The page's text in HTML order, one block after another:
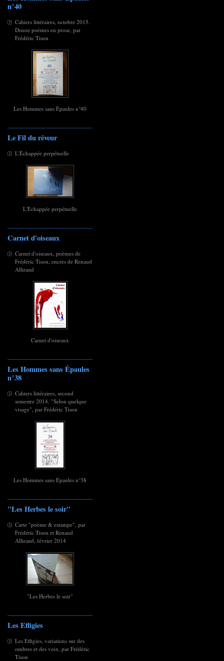
n°40
Cahiers littéraires, octobre 2015.
Douze poèmes en prose, par
Frédéric Tison
Les Hommes sans Épaules n°40
Le Fil du rêveur
L'Échappée perpétuelle
L'Échappée perpétuelle
Carnet d'oiseaux
Carnet d'oiseaux, poèmes de
Frédéric Tison, encres de Renaud
Allirand
Carnet d'oiseaux
Les Hommes sans Épaules
n°38
Cahiers littéraires, second
semestre 2014. "Selon quelque
visage", par Frédéric Tison
Les Hommes sans Épaules n°38
"Les Herbes le soir"
Carte "poème & estampe", par
Frédéric Tison et Renaud
Allirand, février 2014
"Les Herbes le soir"
Les Effigies
Les Effigies, variations sur des
ombres et des voix, par Frédéric
Tison